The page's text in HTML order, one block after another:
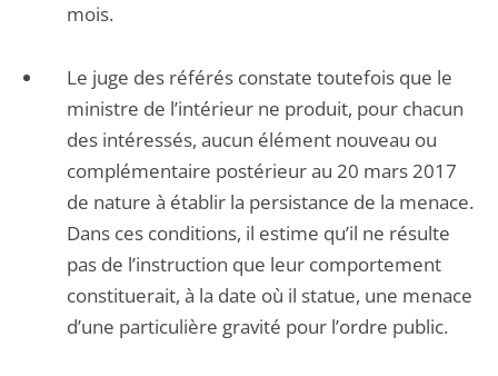
mois.
Le juge des référés constate toutefois que le
ministre de l’intérieur ne produit, pour chacun
des intéressés, aucun élément nouveau ou
complémentaire postérieur au 20 mars 2017
de nature à établir la persistance de la menace.
Dans ces conditions, il estime qu’il ne résulte
pas de l’instruction que leur comportement
constituerait, à la date où il statue, une menace
d’une particulière gravité pour l’ordre public.